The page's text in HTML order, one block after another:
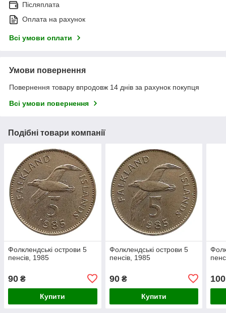
Післяплата
Оплата на рахунок
Всі умови оплати
Умови повернення
Повернення товару впродовж 14 днів за рахунок покупця
Всі умови повернення
Подібні товари компанії
Фолклендські острови 5
пенсів, 1985
90 ₴
Купити
Фолклендські острови 5
пенсів, 1985
90₴
Купити
100